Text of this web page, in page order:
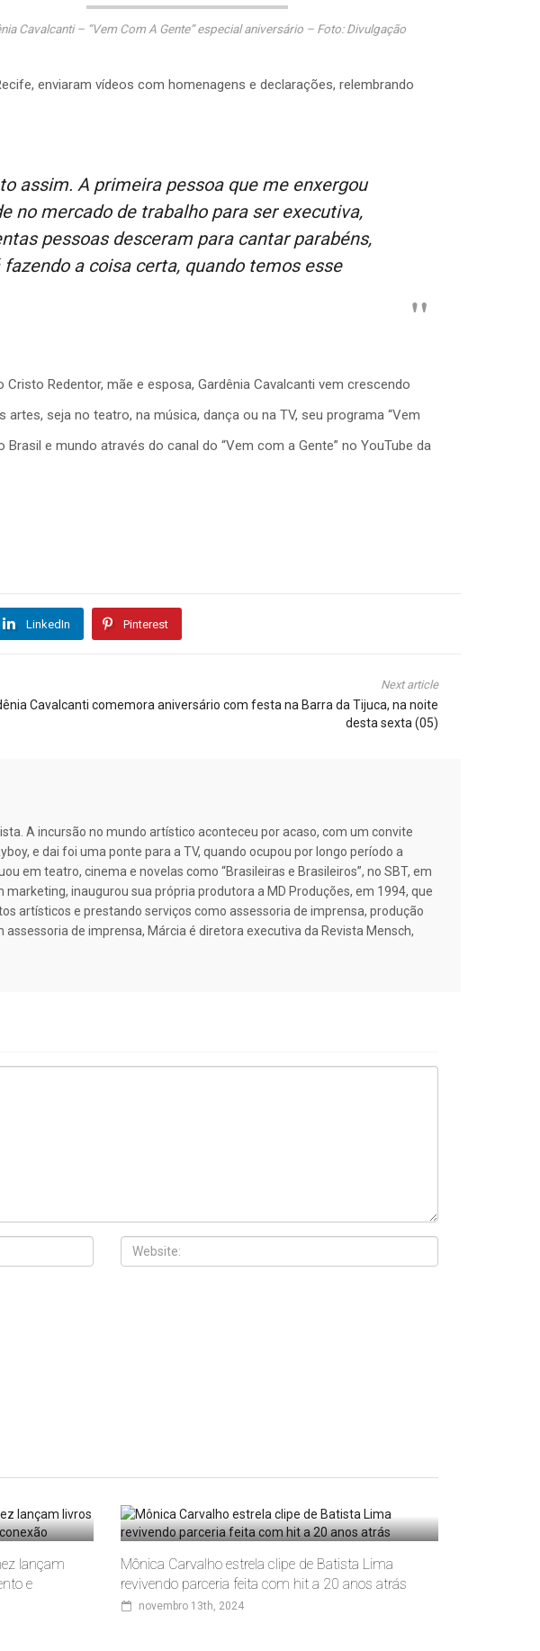
Cavalcanti – “Vem Com A Gente” especial aniversário – Foto: Divulgação
enviaram vídeos com homenagens e declarações, relembrando
assim. A primeira pessoa que me enxergou
no mercado de trabalho para ser executiva,
pessoas desceram para cantar parabéns,
a coisa certa, quando temos esse
Redentor, mãe e esposa, Gardênia Cavalcanti vem crescendo
seja no teatro, na música, dança ou na TV, seu programa “Vem
e mundo através do canal do “Vem com a Gente” no YouTube da
LinkedIn Pinterest
Next article
Cavalcanti comemora aniversário com festa na Barra da Tijuca, na noite
desta sexta (05)
A incursão no mundo artístico aconteceu por acaso, com um convite
e dai foi uma ponte para a TV, quando ocupou por longo período a
em teatro, cinema e novelas como “Brasileiras e Brasileiros”, no SBT, em
marketing, inaugurou sua própria produtora a MD Produções, em 1994, que
artísticos e prestando serviços como assessoria de imprensa, produção
de imprensa, Márcia é diretora executiva da Revista Mensch,
lançam
e
Mônica Carvalho estrela clipe de Batista Lima
revivendo parceria feita com hit a 20 anos atrás
novembro 13th, 2024